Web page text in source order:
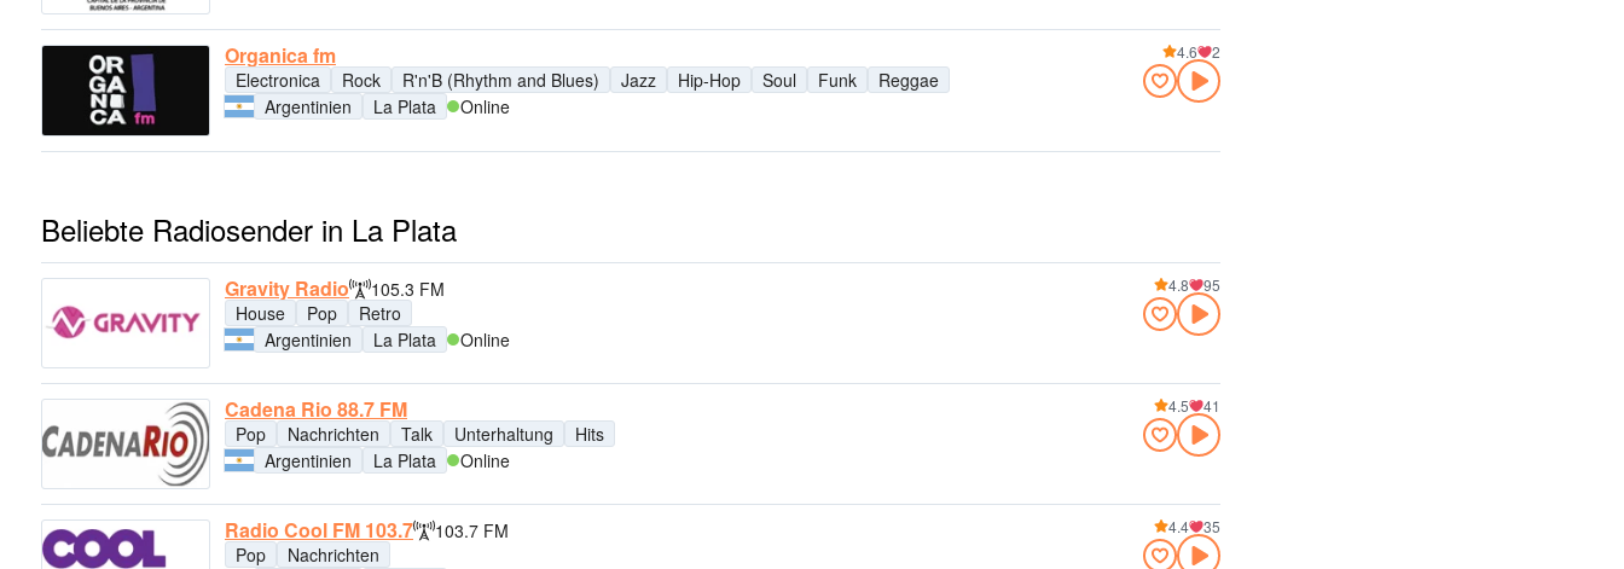
Organica fm
Electronica Rock R'n'B (Rhythm and Blues) Jazz Hip-Hop Soul Funk
Reggae
Argentinien
La Plata Online
4.6 2
Beliebte Radiosender in La Plata
Gravity Radio
105.3 FM
House
Pop
Retro
Argentinien
La Plata Online
4.8 95
Cadena Rio 88.7 FM
Pop Nachrichten Talk Unterhaltung
Hits
Argentinien
La Plata Online
4.5 41
Radio Cool FM 103.7
103.7 FM
Pop
Nachrichten
4.4 35